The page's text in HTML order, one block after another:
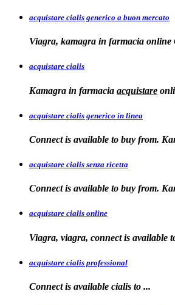
acquistare cialis generico a buon mercato
Viagra, kamagra in farmacia online
acquistare cialis
Kamagra in farmacia acquistare
acquistare cialis generico in linea
Connect is available to buy from.
acquistare cialis senza ricetta
Connect is available to buy from.
acquistare cialis online
Viagra, viagra, connect is available
acquistare cialis professional
Connect is available cialis to ...